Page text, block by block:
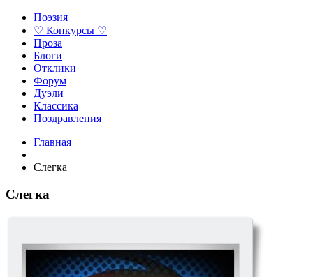
Поэзия
♡ Конкурсы ♡
Проза
Блоги
Отклики
Форум
Дуэли
Классика
Поздравления
Главная
Слегка
Слегка